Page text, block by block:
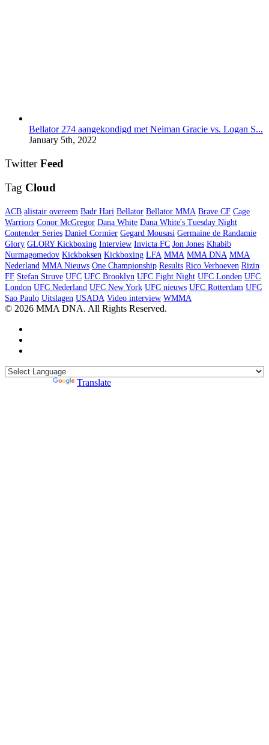
Bellator 274 aangekondigd met Neiman Gracie vs. Logan S...
January 5th, 2022
TwitterFeed
Tag Cloud
ACB alistair overeem Badr Hari Bellator Bellator MMA Brave CF Cage
Warriors Conor McGregor Dana White Dana White's Tuesday Night
Contender Series Daniel Cormier Gegard Mousasi Germaine de Randamie
Glory GLORY Kickboxing Interview Invicta FC Jon Jones Khabib
Nurmagomedov Kickboksen Kickboxing LFA MMA MMA DNA MMA
Nederland MMA Nieuws One Championship Results Rico Verhoeven Rizin
FF Stefan Struve UFC UFC Brooklyn UFC Fight Night UFC Londen UFC
London UFC Nederland UFC New York UFC nieuws UFC Rotterdam UFC
Sao Paulo Uitslagen USADA Video interview WMMA
© 2026 MMA DNA. All Rights Reserved.
Translate